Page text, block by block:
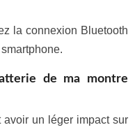
la connexion Bluetooth
de ma montre
avoir un léger impact sur